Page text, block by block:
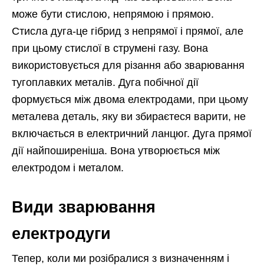
може бути стислою, непрямою і прямою.
Стисла дуга-це гібрид з непрямої і прямої, але
при цьому стислої в струмені газу. Вона
використовується для різання або зварювання
тугоплавких металів. Дуга побічної дії
формується між двома електродами, при цьому
металева деталь, яку ви збираєтеся варити, не
включається в електричний ланцюг. Дуга прямої
дії найпоширеніша. Вона утворюється між
електродом і металом.
Види зварювання
електродуги
Тепер, коли ми розібралися з визначенням і